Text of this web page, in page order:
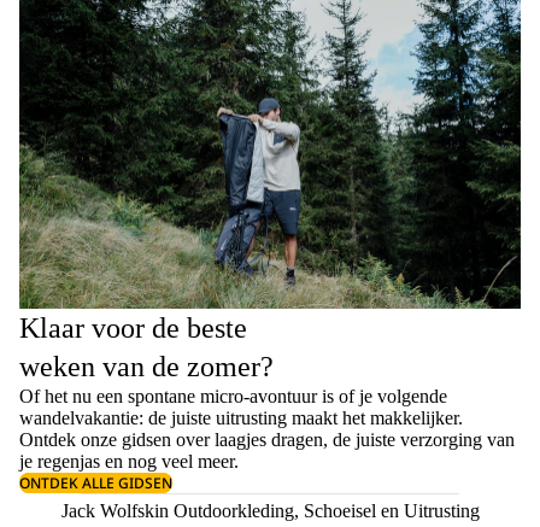
Klaar voor de beste
weken van de zomer?
Of het nu een spontane micro-avontuur is of je volgende
wandelvakantie: de juiste uitrusting maakt het makkelijker.
Ontdek onze gidsen overlaagjes dragen, de juiste verzorging van
je regenjas en nog veel meer.
ONTDEK ALLE GIDSEN
Jack Wolfskin Outdoorkleding, Schoeisel en Uitrusting